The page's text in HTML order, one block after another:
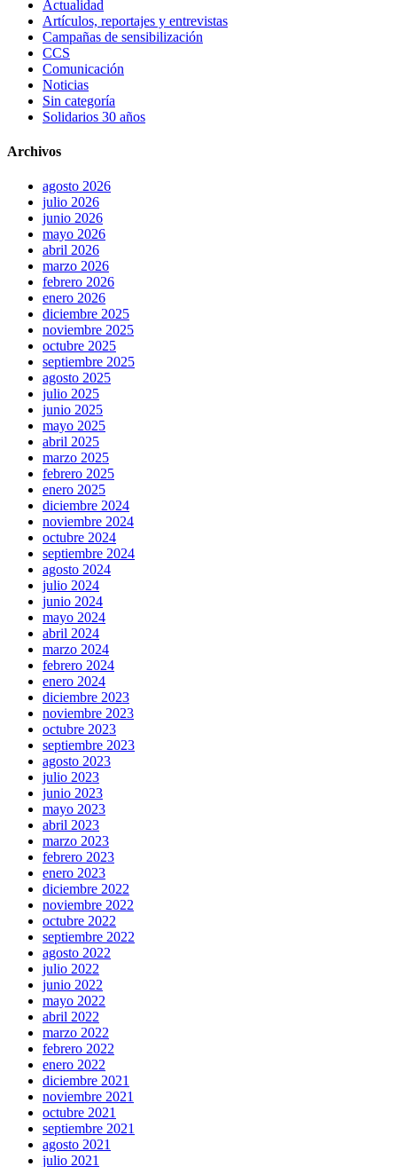
Actualidad
Artículos, reportajes y entrevistas
Campañas de sensibilización
CCS
Comunicación
Noticias
Sin categoría
Solidarios 30 años
Archivos
agosto 2026
julio 2026
junio 2026
mayo 2026
abril 2026
marzo 2026
febrero 2026
enero 2026
diciembre 2025
noviembre 2025
octubre 2025
septiembre 2025
agosto 2025
julio 2025
junio 2025
mayo 2025
abril 2025
marzo 2025
febrero 2025
enero 2025
diciembre 2024
noviembre 2024
octubre 2024
septiembre 2024
agosto 2024
julio 2024
junio 2024
mayo 2024
abril 2024
marzo 2024
febrero 2024
enero 2024
diciembre 2023
noviembre 2023
octubre 2023
septiembre 2023
agosto 2023
julio 2023
junio 2023
mayo 2023
abril 2023
marzo 2023
febrero 2023
enero 2023
diciembre 2022
noviembre 2022
octubre 2022
septiembre 2022
agosto 2022
julio 2022
junio 2022
mayo 2022
abril 2022
marzo 2022
febrero 2022
enero 2022
diciembre 2021
noviembre 2021
octubre 2021
septiembre 2021
agosto 2021
julio 2021